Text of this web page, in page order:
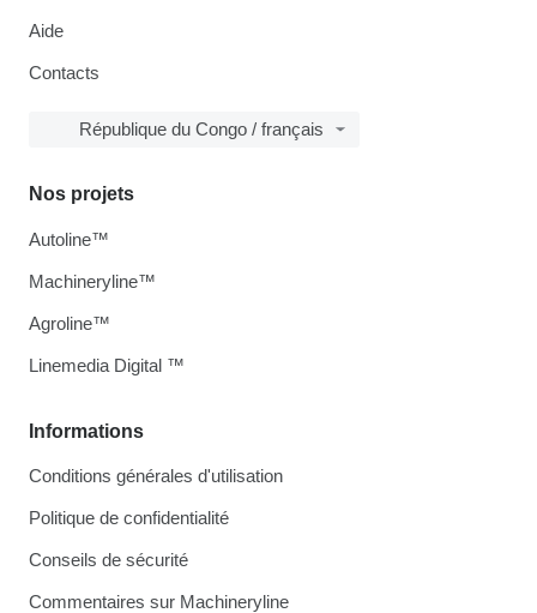
Aide
Contacts
République du Congo / français
Informations
Conditions générales d'utilisation
Politique de confidentialité
Conseils de sécurité
Commentaires sur Machineryline
Nos projets
Autoline™
Machineryline™
Agroline™
Linemedia Digital ™